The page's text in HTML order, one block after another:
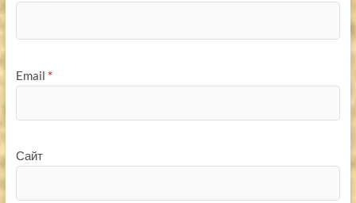
Email *
Сайт